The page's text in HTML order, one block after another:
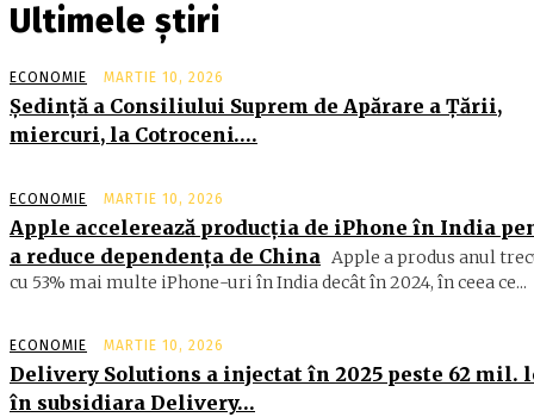
Ultimele știri
ECONOMIE MARTIE 10, 2026
Şedinţă a Consiliului Suprem de Apărare a Ţării,
miercuri, la Cotroceni….
ECONOMIE MARTIE 10, 2026
Apple accelerează producția de iPhone în India
a reduce dependența de China Apple a produs anul
cu 53% mai multe iPhone-uri în India decât în 2024, în ceea ce...
ECONOMIE MARTIE 10, 2026
Delivery Solutions a injectat în 2025 peste 62 mil.
în subsidiara Delivery…